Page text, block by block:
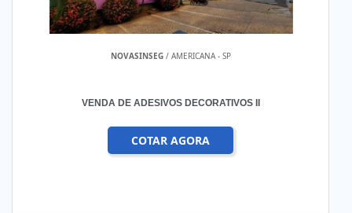
NOVASINSEG/ AMERICANA - SP
VENDA DE ADESIVOS DECORATIVOS II
COTAR AGORA